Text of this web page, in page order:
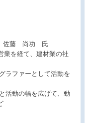
佐藤 尚功 氏
業を経て、建材業の社
ラファーとして活動を
活動の幅を広げて、動